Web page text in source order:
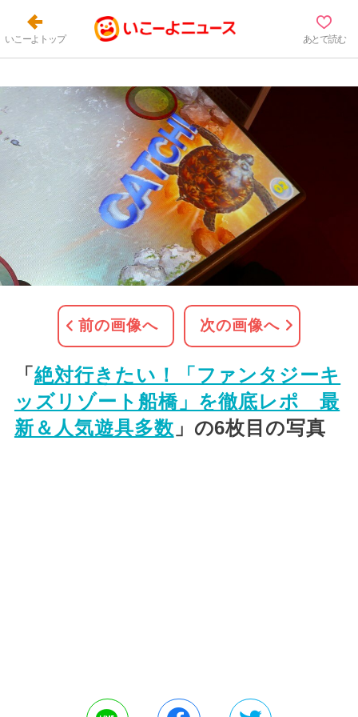
いこーよトップ あとで読む
前の画像へ 次の画像へ
「 絶対行きたい！「ファンタジーキ
ッズリゾート船橋」を徹底レポ 最
新＆人気遊具多数 」の6枚目の写真